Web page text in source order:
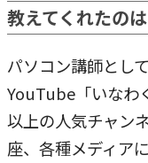
教えてくれたの
パソコン講師とし
YouTube「いなわ
以上の人気チャン
座、各種メディア